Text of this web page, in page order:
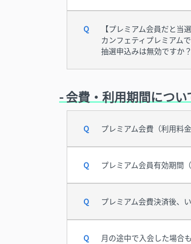
【プレミアム会員だと当
カンフェティプレミアム
抽選申込みは無効ですか？
- 会費・利用期間につい
プレミアム会費（利用料
プレミアム会員有効期間
プレミアム会費決済後、
月の途中で入会した場合